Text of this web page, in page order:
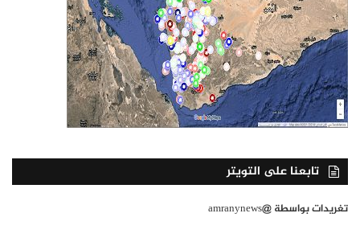
تابعنا على التويتر
تغريدات بواسطة @amranynews